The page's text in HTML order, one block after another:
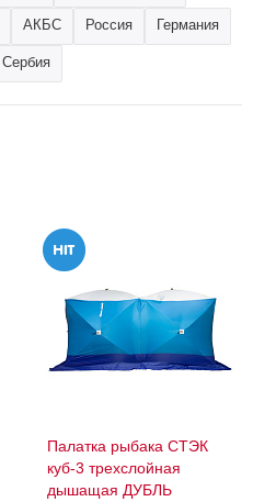
АКБС Россия Германия
Сербия
Палатка рыбака СТЭК
куб-3 трехслойная
дышащая ДУБЛЬ